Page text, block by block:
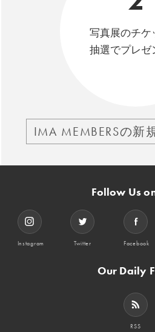
写真展のチケ
抽選でプレゼ
IMA MEMBERSの新
Follow Us
Instagram Twitter Facebook
Our Daily
RSS